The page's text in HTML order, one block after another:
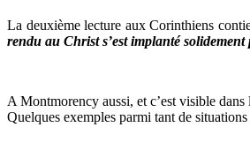
La deuxième lecture aux Corinthiens
rendu au Christ s’est implanté solidement
A Montmorency aussi, et c’est visible
Quelques exemples parmi tant de